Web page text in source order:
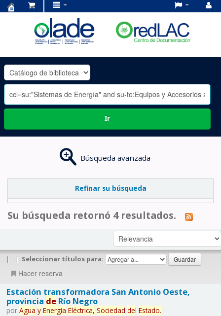
OLADE
-
Ir
Búsqueda avanzada
Refinar su búsqueda
Su búsqueda retornó 4 resultados.
| | Seleccionar títulos para:
Hacer reserva
Estación transformadora San Antonio Oeste,
provincia deRío Negro
por Agua y Energía Eléctrica, Sociedad del Estado.